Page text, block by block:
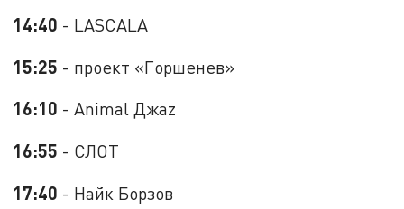
14:40 - LАSCALA
15:25 - проект «Горшенев»
16:10 - Animal Джаz
16:55 - СЛОТ
17:40 - Найк Борзов